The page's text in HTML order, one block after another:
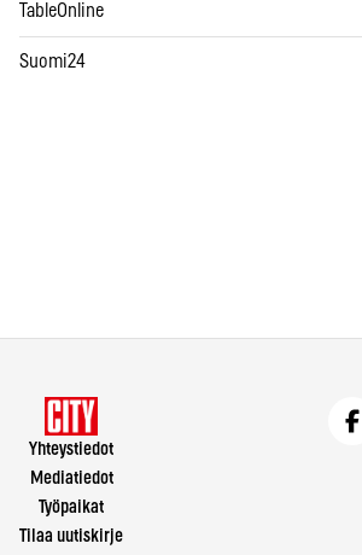
TableOnline
Suomi24
Yhteystiedot
Mediatiedot
Työpaikat
Tilaa uutiskirje